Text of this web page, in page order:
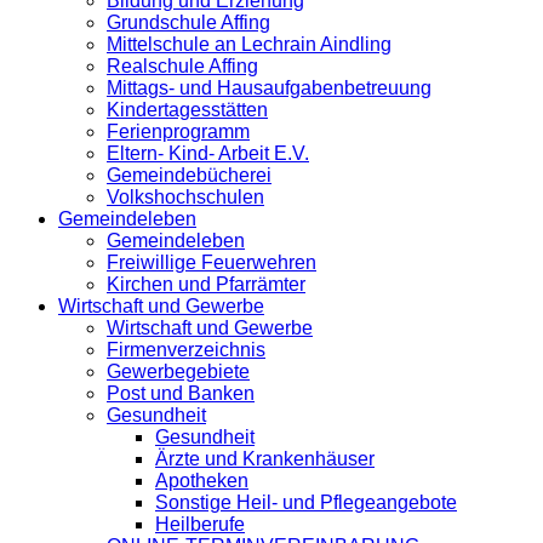
Grundschule Affing
Mittelschule an Lechrain Aindling
Realschule Affing
Mittags- und Hausaufgabenbetreuung
Kindertagesstätten
Ferienprogramm
Eltern- Kind- Arbeit E.V.
Gemeindebücherei
Volkshochschulen
Gemeindeleben
Gemeindeleben
Freiwillige Feuerwehren
Kirchen und Pfarrämter
Wirtschaft und Gewerbe
Wirtschaft und Gewerbe
Firmenverzeichnis
Gewerbegebiete
Post und Banken
Gesundheit
Gesundheit
Ärzte und Krankenhäuser
Apotheken
Sonstige Heil- und Pflegeangebote
Heilberufe